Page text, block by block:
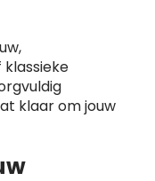
klaar om jouw